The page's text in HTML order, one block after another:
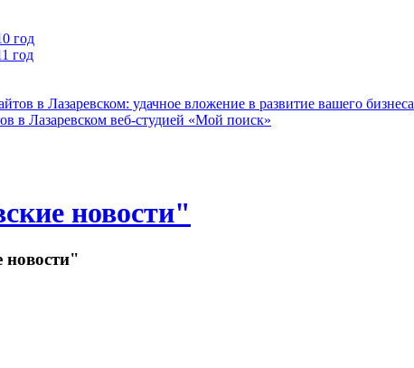
год
год
в Лазаревском: удачное вложение в развитие вашего бизнеса
в Лазаревском веб-студией «Мой поиск»
новости"
новости"